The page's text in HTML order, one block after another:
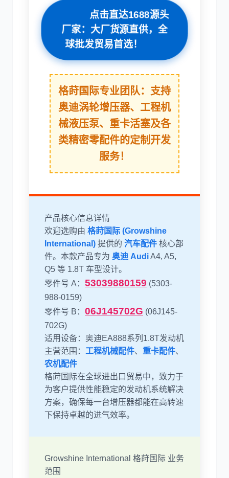
山猫 上柴
潍柴
尼桑 依维柯
点击直达1688源头
厂家：大厂货源直供，全
球批发贸易首选！
格莳国际专业团队：支持
奥迪涡轮增压器、工程机
械液压泵、重卡活塞及各
类精密零配件的定制开发
服务！
产品核心信息详情
欢迎选购由 格莳国际 (Growshine
International) 提供的 汽车配件 核心部
件。本款产品专为 奥迪 AudiA4, A5,
Q5 等 1.8T 车型设计。
零件号 A： 53039880159 (5303-
988-0159)
零件号 B： 06J145702G (06J145-
702G)
适用设备：奥迪EA888系列1.8T发动机
主营范围： 工程机械配件、 重卡配件、
农机配件
格莳国际在全球进出口贸易中，致力于
为客户提供性能稳定的发动机系统解决
方案，确保每一台增压器都能在高转速
下保持卓越的进气效率。
Growshine International 格莳国际 业务
范围